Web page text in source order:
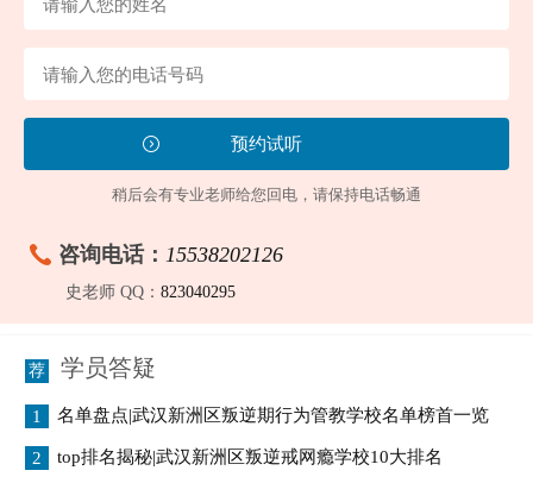
稍后会有专业老师给您回电，请保持电话畅通
咨询电话： 15538202126
史老师 QQ： 823040295
学员答疑
1 名单盘点|武汉新洲区叛逆期行为管教学校名单榜首一览
2 top排名揭秘|武汉新洲区叛逆戒网瘾学校10大排名